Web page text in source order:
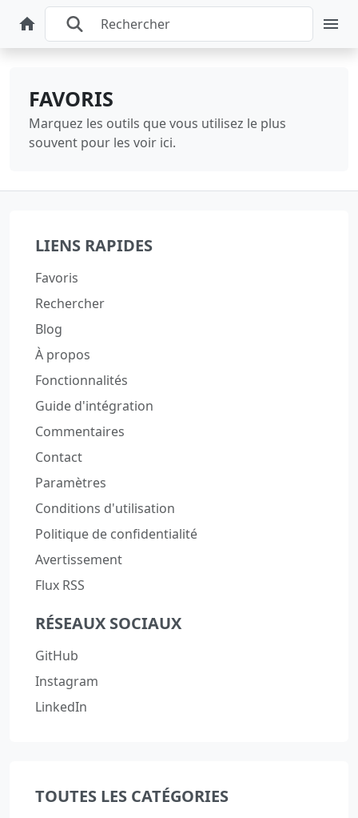
FAVORIS
Marquez les outils que vous utilisez le plus
souvent pour les voir ici.
LIENS RAPIDES
Favoris
Rechercher
Blog
À propos
Fonctionnalités
Guide d'intégration
Commentaires
Contact
Paramètres
Conditions d'utilisation
Politique de confidentialité
Avertissement
Flux RSS
RÉSEAUX SOCIAUX
GitHub
Instagram
LinkedIn
TOUTES LES CATÉGORIES